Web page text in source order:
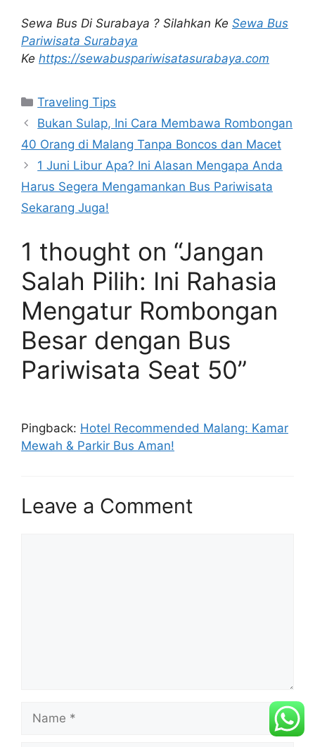
Sewa Bus Di Surabaya ? Silahkan Ke Sewa Bus
Pariwisata Surabaya
Ke https://sewabuspariwisatasurabaya.com
Traveling Tips
Bukan Sulap, Ini Cara Membawa Rombongan
40 Orang di Malang Tanpa Boncos dan Macet
1 Juni Libur Apa? Ini Alasan Mengapa Anda
Harus Segera Mengamankan Bus Pariwisata
Sekarang Juga!
1 thought on “Jangan
Salah Pilih: Ini Rahasia
Mengatur Rombongan
Besar dengan Bus
Pariwisata Seat 50”
Pingback: Hotel Recommended Malang: Kamar
Mewah & Parkir Bus Aman!
Leave a Comment